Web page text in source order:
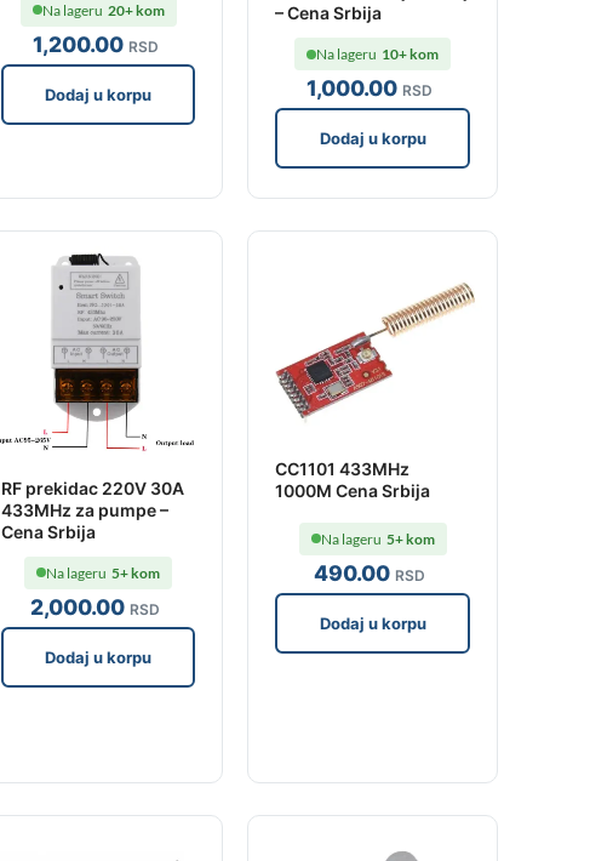
1,200.00 RSD
Na lageru 20+ kom
Dodaj u korpu
– Cena Srbija
1,000.00 RSD
Na lageru 10+ kom
Dodaj u korpu
RF prekidac 220V 30A
433MHz za pumpe –
Cena Srbija
2,000.00 RSD
Na lageru 5+ kom
Dodaj u korpu
CC1101 433MHz
1000M Cena Srbija
490.00 RSD
Na lageru 5+ kom
Dodaj u korpu